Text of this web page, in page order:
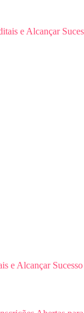
e Alcançar